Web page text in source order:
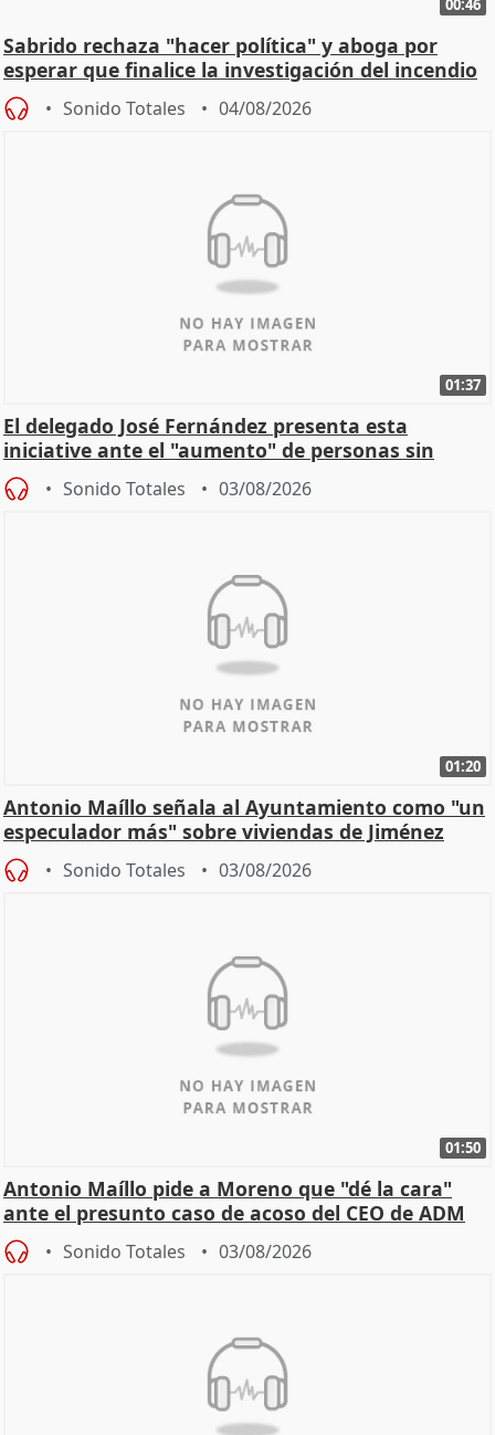
00:46
Sabrido rechaza "hacer política" y aboga por
esperar que finalice la investigación del incendio
Sonido Totales 04/08/2026
01:37
El delegado José Fernández presenta esta
iniciative ante el "aumento" de personas sin
hogar en Madri
Sonido Totales 03/08/2026
01:20
Antonio Maíllo señala al Ayuntamiento como "un
especulador más" sobre viviendas de Jiménez
Becerril
Sonido Totales 03/08/2026
01:50
Antonio Maíllo pide a Moreno que "dé la cara"
ante el presunto caso de acoso del CEO de ADM
Sonido Totales 03/08/2026